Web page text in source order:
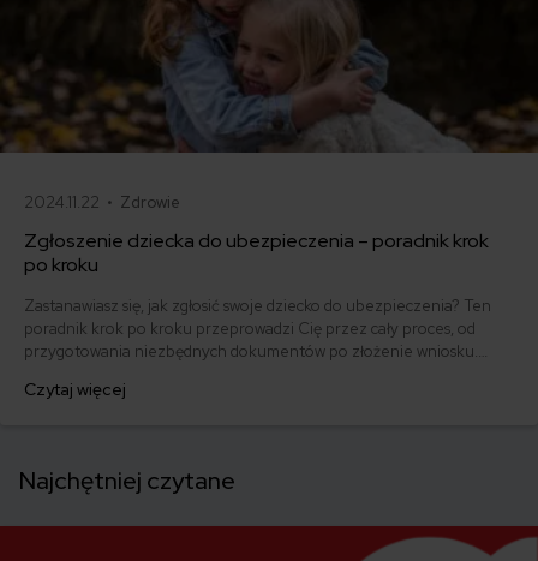
2024.11.22 • Zdrowie
Zgłoszenie dziecka do ubezpieczenia – poradnik krok
po kroku
Zastanawiasz się, jak zgłosić swoje dziecko do ubezpieczenia? Ten
poradnik krok po kroku przeprowadzi Cię przez cały proces, od
przygotowania niezbędnych dokumentów po złożenie wniosku.
ubezpieczenie dla najmłodszych.
Czytaj więcej
Najchętniej czytane